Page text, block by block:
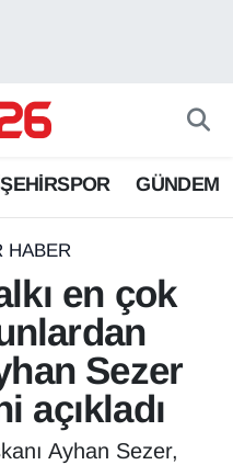
GÜNDEM
HABER
en çok
Sezer
açıkladı
Ayhan Sezer,
Haritası
ve Fikstür